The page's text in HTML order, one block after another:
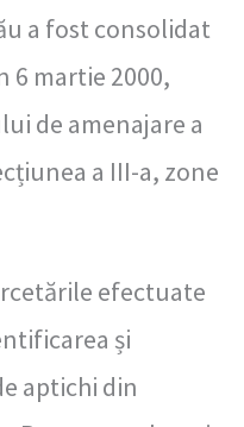
a fost consolidat
6 martie 2000,
de amenajare a
a III-a, zone
efectuate
și
aptichi din